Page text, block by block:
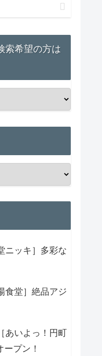
索希望の方は
ニッキ］多彩な
食堂］絶品アジ
いよっ！円町
プン！